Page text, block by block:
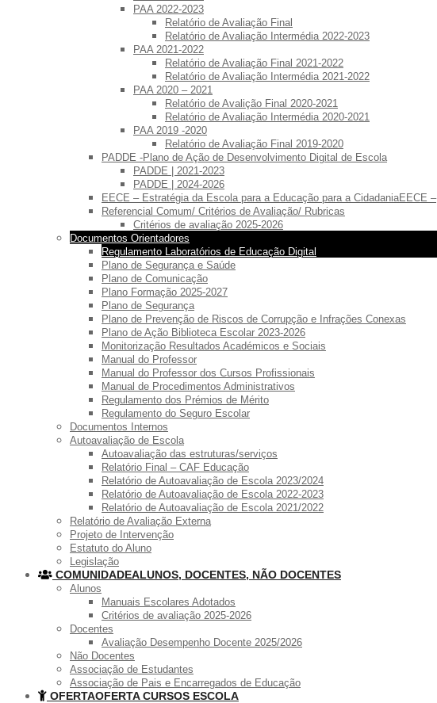
PAA 2022-2023
Relatório de Avaliação Final
Relatório de Avaliação Intermédia 2022-2023
PAA 2021-2022
Relatório de Avaliação Final 2021-2022
Relatório de Avaliação Intermédia 2021-2022
PAA 2020 – 2021
Relatório de Avalição Final 2020-2021
Relatório de Avaliação Intermédia 2020-2021
PAA 2019 -2020
Relatório de Avaliação Final 2019-2020
PADDE -Plano de Ação de Desenvolvimento Digital de Escola
PADDE | 2021-2023
PADDE | 2024-2026
EECE – Estratégia da Escola para a Educação para a CidadaniaEECE –
Referencial Comum/ Critérios de Avaliação/ Rubricas
Critérios de avaliação 2025-2026
Documentos Orientadores
Regulamento Laboratórios de Educação Digital
Plano de Segurança e Saúde
Plano de Comunicação
Plano Formação 2025-2027
Plano de Segurança
Plano de Prevenção de Riscos de Corrupção e Infrações Conexas
Plano de Ação Biblioteca Escolar 2023-2026
Monitorização Resultados Académicos e Sociais
Manual do Professor
Manual do Professor dos Cursos Profissionais
Manual de Procedimentos Administrativos
Regulamento dos Prémios de Mérito
Regulamento do Seguro Escolar
Documentos Internos
Autoavaliação de Escola
Autoavaliação das estruturas/serviços
Relatório Final – CAF Educação
Relatório de Autoavaliação de Escola 2023/2024
Relatório de Autoavaliação de Escola 2022-2023
Relatório de Autoavaliação de Escola 2021/2022
Relatório de Avaliação Externa
Projeto de Intervenção
Estatuto do Aluno
Legislação
COMUNIDADEALUNOS, DOCENTES, NÃO DOCENTES
Alunos
Manuais Escolares Adotados
Critérios de avaliação 2025-2026
Docentes
Avaliação Desempenho Docente 2025/2026
Não Docentes
Associação de Estudantes
Associação de Pais e Encarregados de Educação
OFERTAOFERTA CURSOS ESCOLA